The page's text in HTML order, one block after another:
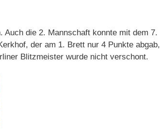
Auch die 2. Mannschaft konnte mit dem 7.
der am 1. Brett nur 4 Punkte abgab,
Blitzmeister wurde nicht verschont.